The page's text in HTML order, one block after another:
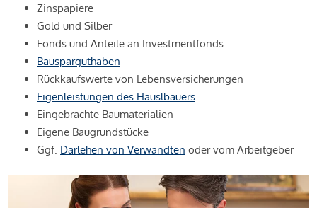
Zinspapiere
Gold und Silber
Fonds und Anteile an Investmentfonds
Bausparguthaben
Rückkaufswerte von Lebensversicherungen
Eigenleistungen des Häuslbauers
Eingebrachte Baumaterialien
Eigene Baugrundstücke
Ggf. Darlehen von Verwandten oder vom Arbeitgeber